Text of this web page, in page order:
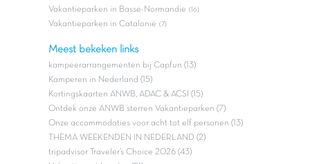
Vakantieparken in Basse-Normandie (16)
Vakantieparken in Catalonië (7)
Meest bekeken links
kampeerarrangementen bij Capfun (13)
Kamperen in Nederland (15)
Kortingskaarten ANWB, ADAC & ACSI (15)
Ontdek onze ANWB sterren Vakantieparken (7)
Onze accommodaties voor acht tot elf personen (13)
THEMA WEEKENDEN IN NEDERLAND (2)
tripadvisor Traveler’s Choice 2026 (43)